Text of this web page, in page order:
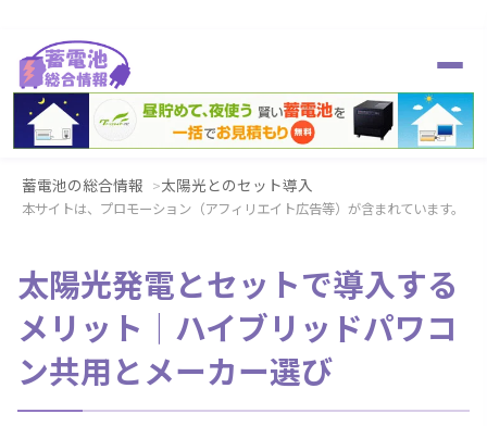
蓄電池の総合情報 太陽光とのセット導入
本サイトは、プロモーション（アフィリエイト広告等）が含まれています。
太陽光発電とセットで導入する
メリット｜ハイブリッドパワコ
ン共用とメーカー選び